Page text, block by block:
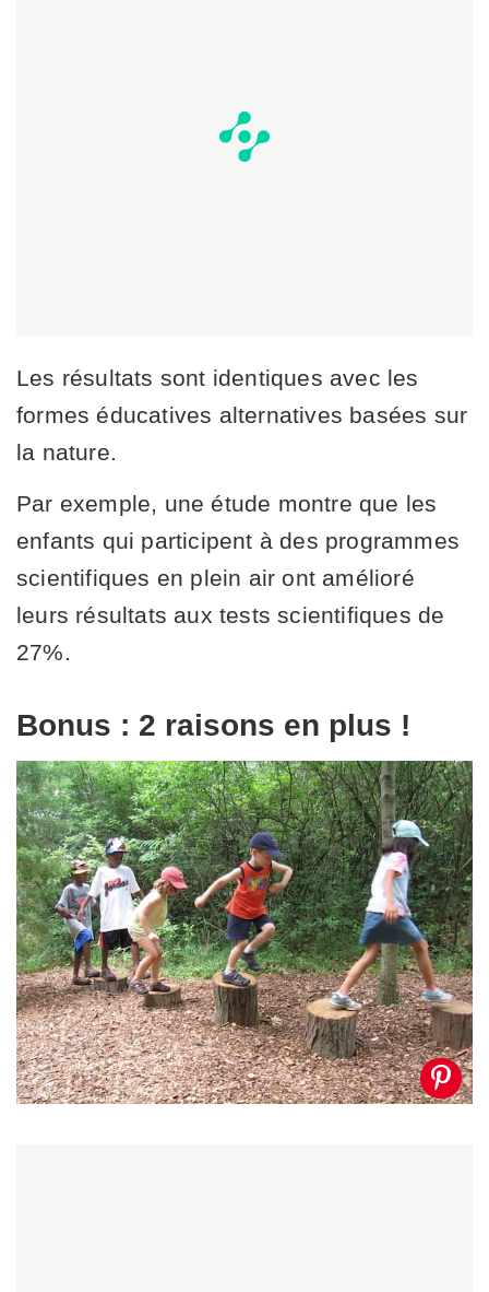
Les résultats sont identiques avec les
formes éducatives alternatives basées sur
la nature.
Par exemple, une étude montre que les
enfants qui participent à des programmes
scientifiques en plein air ont amélioré
leurs résultats aux tests scientifiques de
27%.
Bonus : 2 raisons en plus !